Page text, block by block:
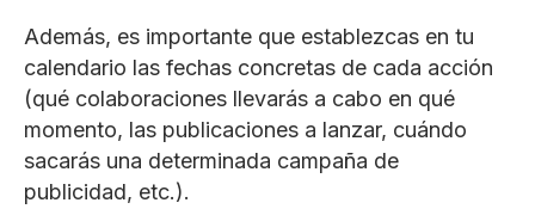
Además, es importante que establezcas en tu
calendario las fechas concretas de cada acción
(qué colaboraciones llevarás a cabo en qué
momento, las publicaciones a lanzar, cuándo
sacarás una determinada campaña de
publicidad, etc.).